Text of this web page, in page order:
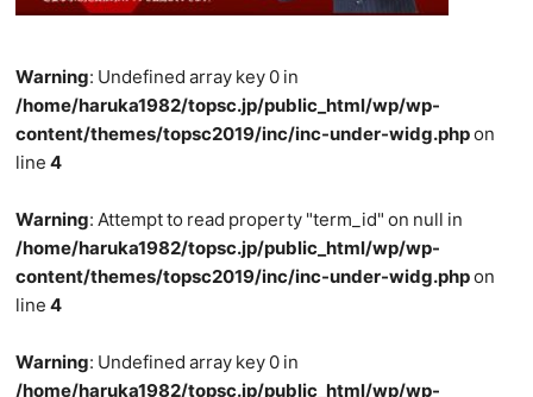
Warning: Undefined array key 0 in
/home/haruka1982/topsc.jp/public_html/wp/wp-
content/themes/topsc2019/inc/inc-under-widg.phpon
line4
Warning: Attempt to read property "term_id" on null in
/home/haruka1982/topsc.jp/public_html/wp/wp-
content/themes/topsc2019/inc/inc-under-widg.phpon
line4
Warning: Undefined array key 0 in
/home/haruka1982/topsc.jp/public_html/wp/wp-